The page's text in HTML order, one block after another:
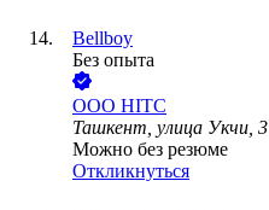
Bellboy
Без опыта
ООО HITC
Ташкент, улица Укчи, 3
Можно без резюме
Откликнуться